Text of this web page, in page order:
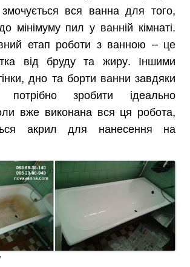
вся ванна для того,
мінімуму пил у ванній кімнаті.
етап роботи з ванною – це
від бруду та жиру. Іншими
дно та борти ванни завдяки
потрібно зробити ідеально
вже виконана вся ця робота,
акрил для нанесення на